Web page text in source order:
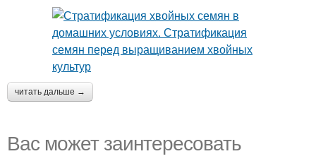
читать дальше →
Вас может заинтересовать